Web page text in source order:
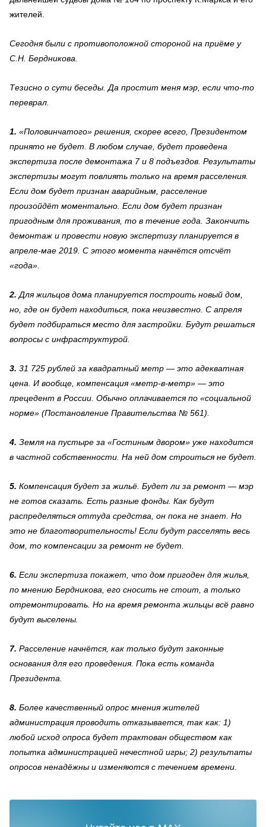
жителей.
Сегодня были с противоположной стороной на приёме у
С.Н. Бердникова.
Тезисно о сути беседы. Да простит меня мэр, если что-то
переврал.
1. «Половинчатого» решения, скорее всего, Президентом
принято не будет. В любом случае, будет проведена
экспертиза после демонтажа 7 и 8 подъездов. Результаты
экспертизы могут повлиять только на время расселения.
Если дом будет признан аварийным, расселение
произойдёт моментально. Если дом будет признан
пригодным для проживания, то в течение года. Закончить
демонтаж и провести новую экспертизу планируется в
апреле-мае 2019. С этого момента начнётся отсчёт
«года».
2. Для жильцов дома планируется построить новый дом,
но, где он будет находиться, пока неизвестно. С апреля
будет подбираться место для застройки. Будут решаться
вопросы с инфраструктурой.
3. 31 725 рублей за квадратный метр — это адекватная
цена. И вообще, компенсация «метр-в-метр» — это
прецедент в России. Обычно оплачивается по «социальной
норме» (Постановление Правительства № 561).
4. Земля на пустыре за «Гостиным двором» уже находится
в частной собственности. На ней дом строиться не будет.
5. Компенсация будет за жильё. Будет ли за ремонт — мэр
не готов сказать. Есть разные фонды. Как будут
распределяться оттуда средства, он пока не знает. Но
это не благотворительность! Если будут расселять весь
дом, то компенсации за ремонт не будет.
6. Если экспертиза покажет, что дом пригоден для жилья,
по мнению Бердникова, его сносить не стоит, а только
отремонтировать. Но на время ремонта жильцы всё равно
будут выселены.
7. Расселение начнётся, как только будут законные
основания для его проведения. Пока есть команда
Президента.
8. Более качественный опрос мнения жителей
администрация проводить отказывается, так как: 1)
любой исход опроса будет трактован обществом как
попытка администрацией нечестной игры; 2) результаты
опросов ненадёжны и изменяются с течением времени.